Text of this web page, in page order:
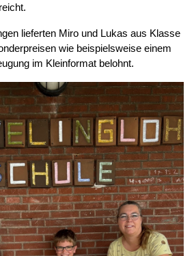
lieferten Miro und Lukas aus Klasse
wie beispielsweise einem
im Kleinformat belohnt.